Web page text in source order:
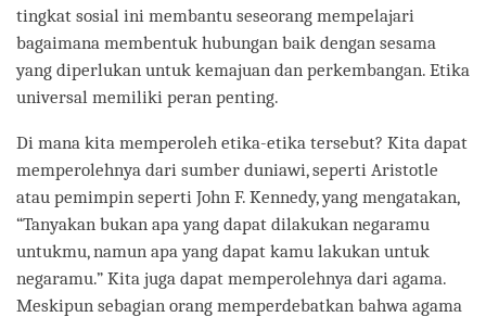
tingkat sosial ini membantu seseorang mempelajari
bagaimana membentuk hubungan baik dengan sesama
yang diperlukan untuk kemajuan dan perkembangan. Etika
universal memiliki peran penting.
Di mana kita memperoleh etika-etika tersebut? Kita dapat
memperolehnya dari sumber duniawi, seperti Aristotle
atau pemimpin seperti John F. Kennedy, yang mengatakan,
“Tanyakan bukan apa yang dapat dilakukan negaramu
untukmu, namun apa yang dapat kamu lakukan untuk
negaramu.” Kita juga dapat memperolehnya dari agama.
Meskipun sebagian orang memperdebatkan bahwa agama